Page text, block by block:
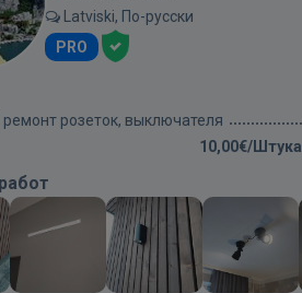
Latviski, По-русски
PRO
розеток, выключателя
10,00€/Штука